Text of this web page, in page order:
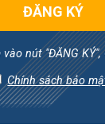
nút "ĐĂNG KÝ",
Chính sách bảo